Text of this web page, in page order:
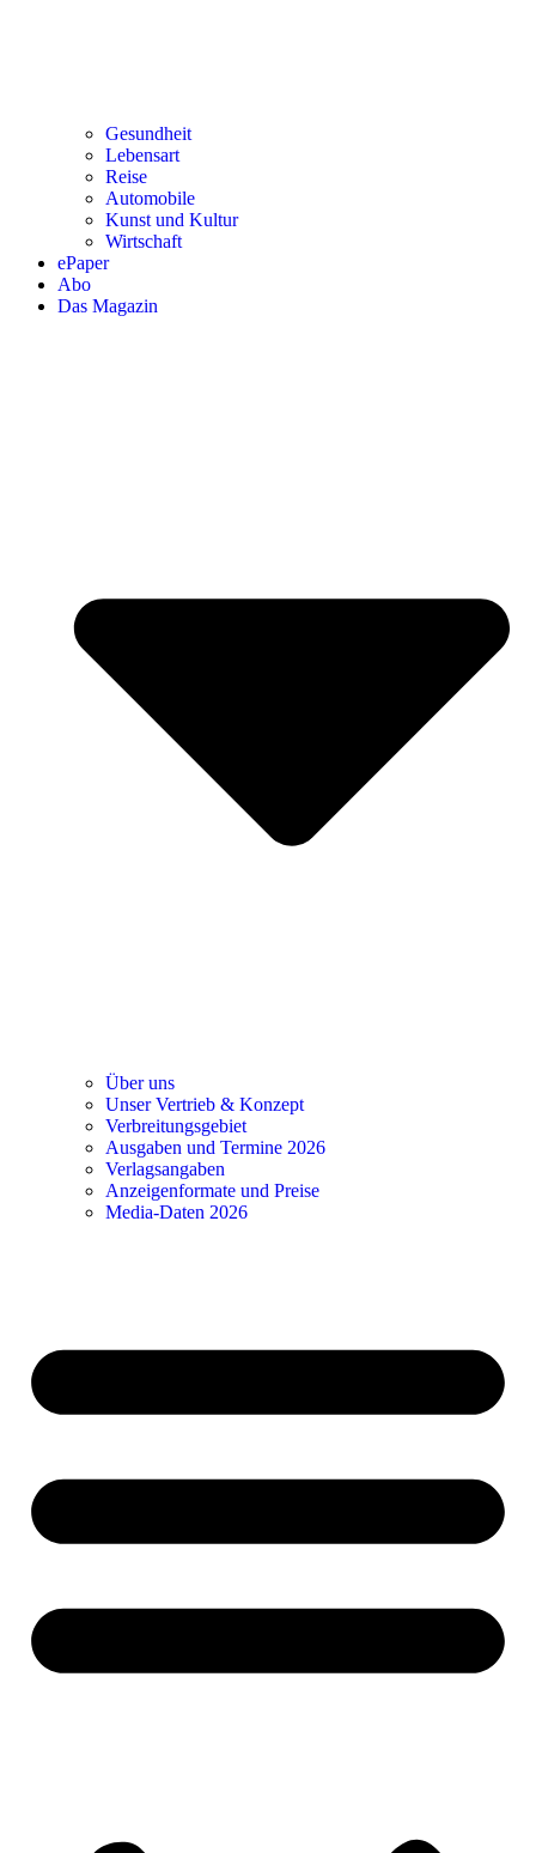
Gesundheit
Lebensart
Reise
Automobile
Kunst und Kultur
Wirtschaft
ePaper
Abo
Das Magazin
Über uns
Unser Vertrieb & Konzept
Verbreitungsgebiet
Ausgaben und Termine 2026
Verlagsangaben
Anzeigenformate und Preise
Media-Daten 2026